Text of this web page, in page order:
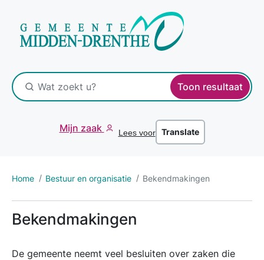
Toon resultaat
Mijn zaak Lees voor Translate
Home Bestuur en organisatie Bekendmakingen
Bekendmakingen
De gemeente neemt veel besluiten over zaken die